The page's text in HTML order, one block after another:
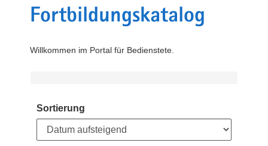
Fortbildungskatalog
Willkommen im Portal für Bedienstete.
Sortierung